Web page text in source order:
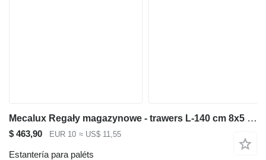
Mecalux Regały magazynowe - trawers L-140 cm 8x5 cm używany
$ 463,90 EUR 10 ≈ US$ 11,55
Estantería para paléts